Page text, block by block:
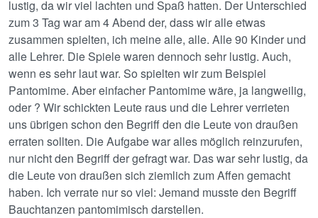
lustig, da wir viel lachten und Spaß hatten. Der Unterschied
zum 3 Tag war am 4 Abend der, dass wir alle etwas
zusammen spielten, ich meine alle, alle. Alle 90 Kinder und
alle Lehrer. Die Spiele waren dennoch sehr lustig. Auch,
wenn es sehr laut war. So spielten wir zum Beispiel
Pantomime. Aber einfacher Pantomime wäre, ja langweilig,
oder ? Wir schickten Leute raus und die Lehrer verrieten
uns übrigen schon den Begriff den die Leute von draußen
erraten sollten. Die Aufgabe war alles möglich reinzurufen,
nur nicht den Begriff der gefragt war. Das war sehr lustig, da
die Leute von draußen sich ziemlich zum Affen gemacht
haben. Ich verrate nur so viel: Jemand musste den Begriff
Bauchtanzen pantomimisch darstellen.